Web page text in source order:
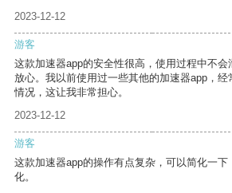
2023-12-12
游客
这款加速器app的安全性很高，使用过程中不
放心。我以前使用过一些其他的加速器app，
情况，这让我非常担心。
2023-12-12
游客
这款加速器app的操作有点复杂，可以简化一
化。